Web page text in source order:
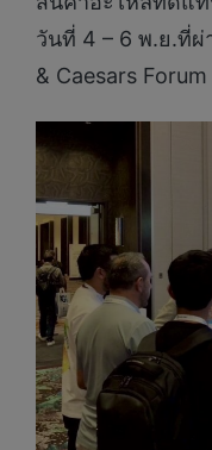
วันที่ 4 – 6 พ.ย.ที่
& Caesars